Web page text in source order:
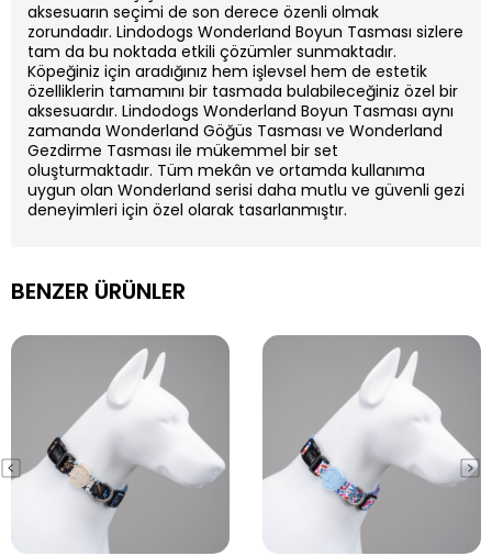
aksesuarın seçimi de son derece özenli olmak
zorundadır. Lindodogs Wonderland Boyun Tasması sizlere
tam da bu noktada etkili çözümler sunmaktadır.
Köpeğiniz için aradığınız hem işlevsel hem de estetik
özelliklerin tamamını bir tasmada bulabileceğiniz özel bir
aksesuardır. Lindodogs Wonderland Boyun Tasması aynı
zamanda Wonderland Göğüs Tasması ve Wonderland
Gezdirme Tasması ile mükemmel bir set
oluşturmaktadır. Tüm mekân ve ortamda kullanıma
uygun olan Wonderland serisi daha mutlu ve güvenli gezi
deneyimleri için özel olarak tasarlanmıştır.
BENZER ÜRÜNLER